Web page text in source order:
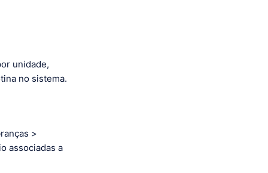
unidade,
no sistema.
>
associadas a